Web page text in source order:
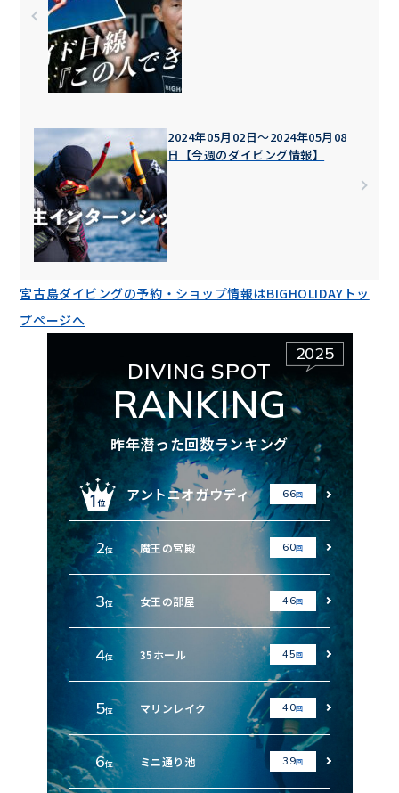
2024年05月02日〜2024年05月08
日【今週のダイビング情報】
宮古島ダイビングの予約・ショップ情報はBIGHOLIDAYトッ
プページへ
2025
DIVING SPOT
RANKING
昨年潜った回数ランキング
アントニオガウディ 66回
2位 魔王の宮殿 60回
3位 女王の部屋 46回
4位 35ホール 45回
5位 マリンレイク 40回
6位 ミニ通り池 39回